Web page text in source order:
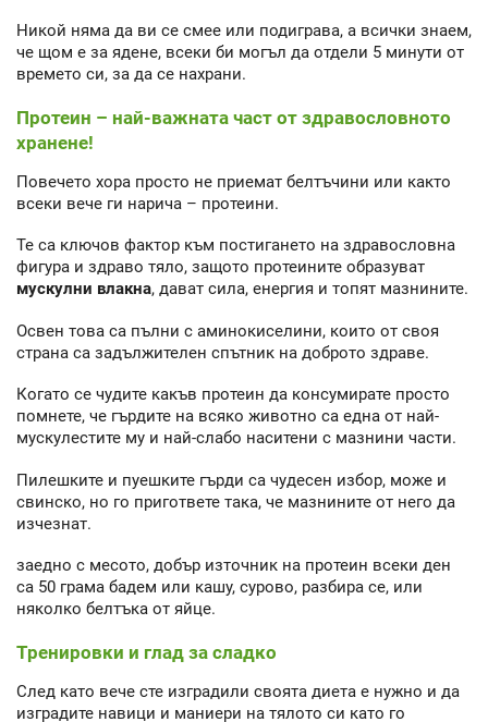
Никой няма да ви се смее или подиграва, а всички знаем,
че щом е за ядене, всеки би могъл да отдели 5 минути от
времето си, за да се нахрани.
Протеин – най-важната част от здравословното
хранене!
Повечето хора просто не приемат белтъчини или както
всеки вече ги нарича – протеини.
Те са ключов фактор към постигането на здравословна
фигура и здраво тяло, защото протеините образуват
мускулни влакна, дават сила, енергия и топят мазнините.
Освен това са пълни с аминокиселини, които от своя
страна са задължителен спътник на доброто здраве.
Когато се чудите какъв протеин да консумирате просто
помнете, че гърдите на всяко животно са една от най-
мускулестите му и най-слабо наситени с мазнини части.
Пилешките и пуешките гърди са чудесен избор, може и
свинско, но го пригответе така, че мазнините от него да
изчезнат.
заедно с месото, добър източник на протеин всеки ден
са 50 грама бадем или кашу, сурово, разбира се, или
няколко белтъка от яйце.
Тренировки и глад за сладко
След като вече сте изградили своята диета е нужно и да
изградите навици и маниери на тялото си като го